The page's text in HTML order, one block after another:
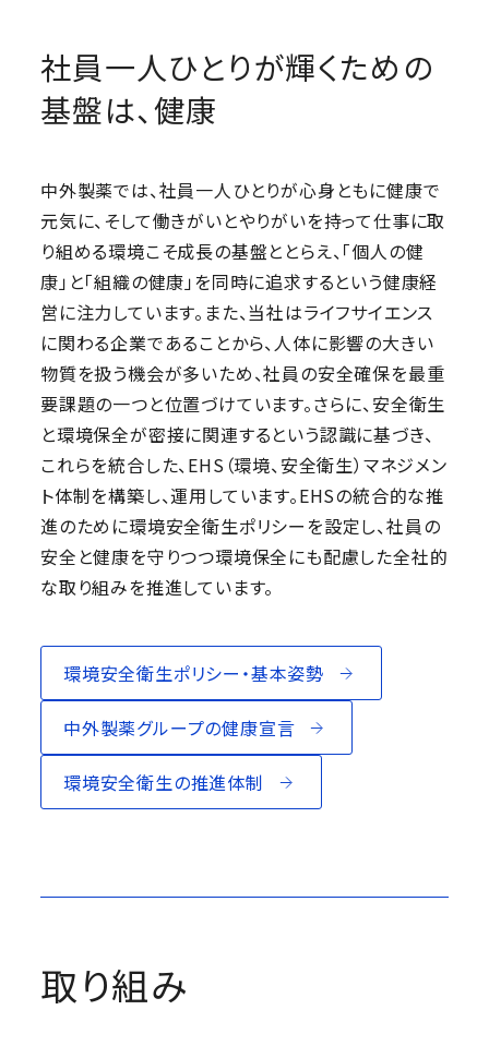
社員一人ひとりが輝くための
基盤は、健康
中外製薬では、社員一人ひとりが心身ともに健康で
元気に、そして働きがいとやりがいを持って仕事に取
り組める環境こそ成長の基盤ととらえ、「個人の健
康」と「組織の健康」を同時に追求するという健康経
営に注力しています。また、当社はライフサイエンス
に関わる企業であることから、人体に影響の大きい
物質を扱う機会が多いため、社員の安全確保を最重
要課題の一つと位置づけています。さらに、安全衛生
と環境保全が密接に関連するという認識に基づき、
これらを統合した、EHS（環境、安全衛生）マネジメン
ト体制を構築し、運用しています。EHSの統合的な推
進のために環境安全衛生ポリシーを設定し、社員の
安全と健康を守りつつ環境保全にも配慮した全社的
な取り組みを推進しています。
環境安全衛生ポリシー・基本姿勢
中外製薬グループの健康宣言
環境安全衛生の推進体制
取り組み